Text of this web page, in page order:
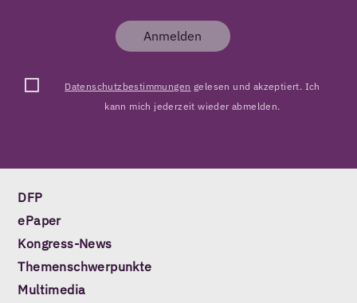
Anmelden
Datenschutzbestimmungen gelesen und akzeptiert. Ich
kann mich jederzeit wieder abmelden.
DFP
ePaper
Kongress-News
Themenschwerpunkte
Multimedia